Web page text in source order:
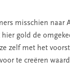
misschien
gold de
zelf met het
te creëren